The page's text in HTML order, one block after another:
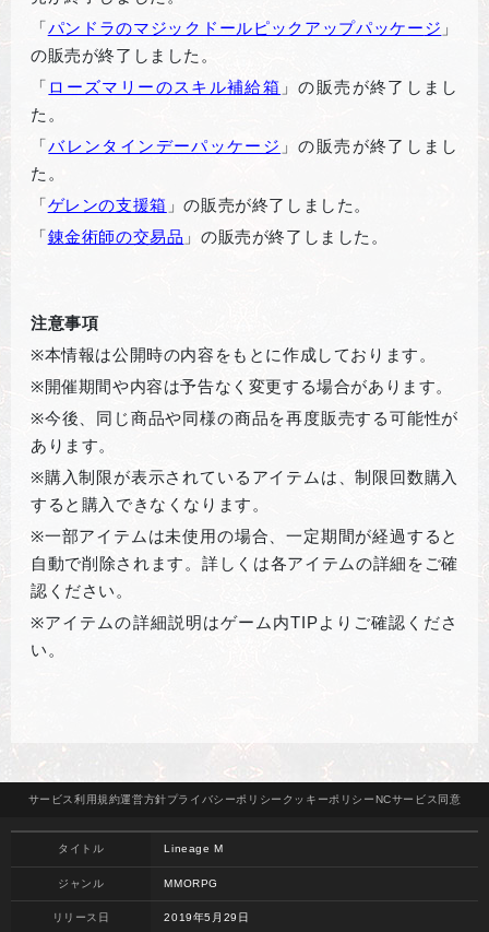
「パンドラのマジックドールピックアップパッケージ 」
の販売が終了しました。
「 ローズマリーのスキル補給箱 」の販売が終了しまし
た。
「バレンタインデーパッケージ 」の販売が終了しまし
た。
「ゲレンの支援箱 」の販売が終了しました。
「錬金術師の交易品 」の販売が終了しました。
注意事項
※本情報は公開時の内容をもとに作成しております。
※開催期間や内容は予告なく変更する場合があります。
※今後、同じ商品や同様の商品を再度販売する可能性が
あります。
※購入制限が表示されているアイテムは、制限回数購入
すると購入できなくなります。
※一部アイテムは未使用の場合、一定期間が経過すると
自動で削除されます。詳しくは各アイテムの詳細をご確
認ください。
※アイテムの詳細説明はゲーム内TIPよりご確認くださ
い。
サービス 利用規約運営方針プライバシーポリシー クッキーポリシーNCサービス 同意
タイトル Lineage M
ジャンル MMORPG
リリース日 2019年5月29日